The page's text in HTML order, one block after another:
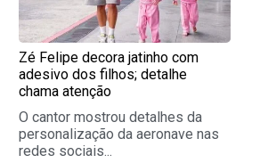
Zé Felipe decora jatinho com
adesivo dos filhos; detalhe
chama atenção
O cantor mostrou detalhes da
personalização da aeronave nas
redes sociais...